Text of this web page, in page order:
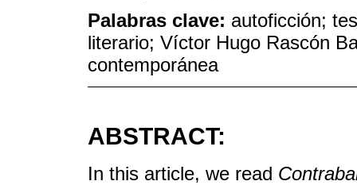
Palabras clave: autoficción;
literario; Víctor Hugo Rascón
contemporánea
ABSTRACT:
In this article, we read